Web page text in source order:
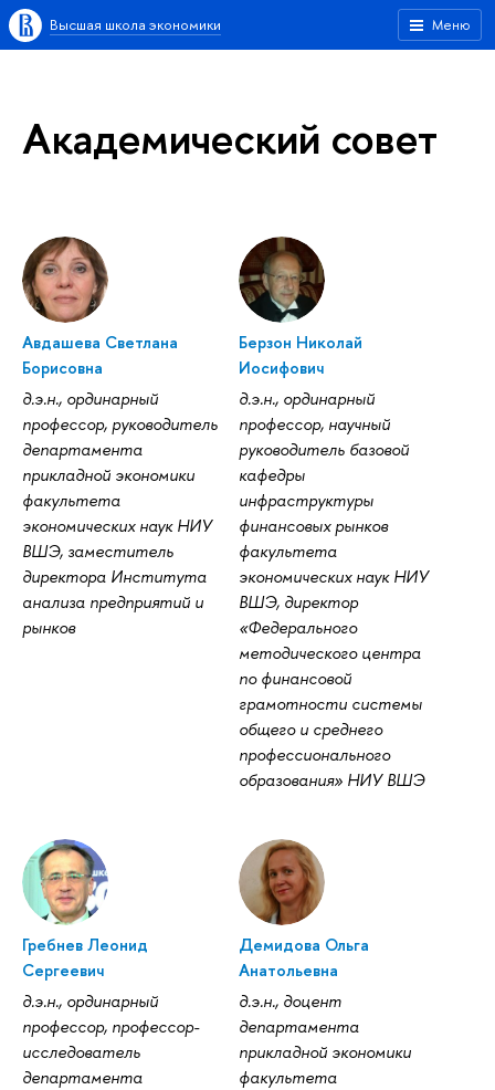
Меню
Высшая школа экономики
Академический совет
Авдашева Светлана
Борисовна
д.э.н., ординарный
профессор, руководитель
департамента
прикладной экономики
факультета
экономических наук НИУ
ВШЭ, заместитель
директора Института
анализа предприятий и
рынков
Берзон Николай
Иосифович
д.э.н., ординарный
профессор, научный
руководитель базовой
кафедры
инфраструктуры
финансовых рынков
факультета
экономических наук НИУ
ВШЭ, директор
«Федерального
методического центра
по финансовой
грамотности системы
общего и среднего
профессионального
образования» НИУ ВШЭ
Гребнев Леонид
Сергеевич
д.э.н., ординарный
профессор, профессор-
исследователь
департамента
Демидова Ольга
Анатольевна
д.э.н., доцент
департамента
прикладной экономики
факультета